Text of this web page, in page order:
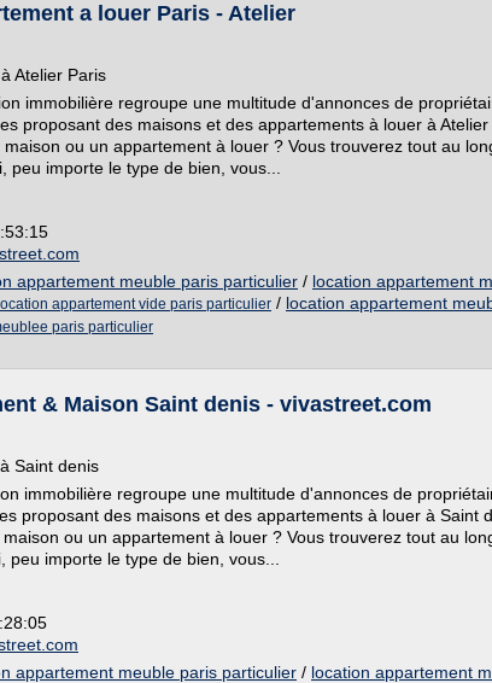
a louer Paris - Atelier
Atelier Paris
immobilière regroupe une multitude d'annonces de
proposant des maisons et des appartements à louer à Atelier
ou un appartement à louer ? Vous trouverez tout au
peu importe le type de bien, vous...
appartement meuble paris particulier / location appartement
location appartement vide paris particulier / location appartement
paris particulier
& Maison Saint denis - vivastreet.com
Saint denis
immobilière regroupe une multitude d'annonces de
proposant des maisons et des appartements à louer à Saint
ou un appartement à louer ? Vous trouverez tout au
peu importe le type de bien, vous...
appartement meuble paris particulier / location appartement